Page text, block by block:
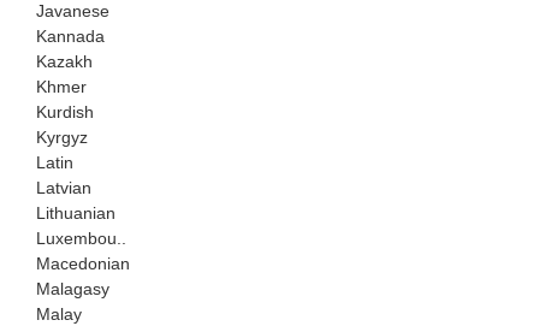
Javanese
Kannada
Kazakh
Khmer
Kurdish
Kyrgyz
Latin
Latvian
Lithuanian
Luxembou..
Macedonian
Malagasy
Malay